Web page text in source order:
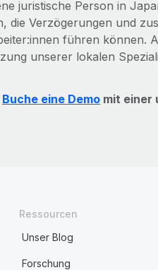
juristische Person in
Verzögerungen und
führen können.
unserer lokalen
Buche eine Demomit einer
Ressourcen
Unser Blog
Forschung